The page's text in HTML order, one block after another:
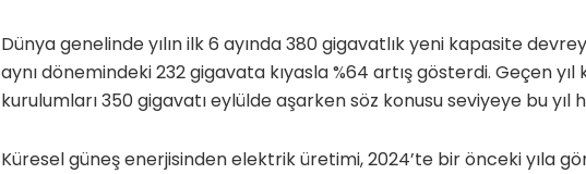
Dünya genelinde yılın ilk 6 ayında 380 gigavatlık yeni kapasite
aynı dönemindeki 232 gigavata kıyasla %64 artış gösterdi. Geçen
kurulumları 350 gigavatı eylülde aşarken söz konusu seviyeye bu yıl
Küresel güneş enerjisinden elektrik üretimi, 2024’te bir önceki yıla